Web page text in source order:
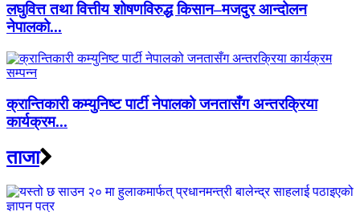
लघुवित्त तथा वित्तीय शोषणविरुद्ध किसान–मजदुर आन्दोलन
नेपालको...
क्रान्तिकारी कम्युनिष्ट पार्टी नेपालको जनतासँग अन्तरक्रिया
कार्यक्रम...
ताजा